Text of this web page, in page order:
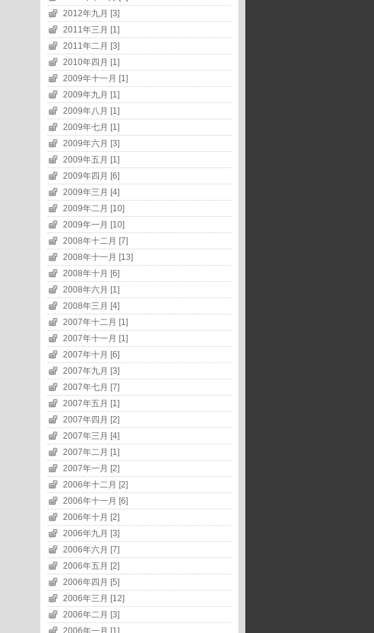
2012年九月 [3]
2011年三月 [1]
2011年二月 [3]
2010年四月 [1]
2009年十一月 [1]
2009年九月 [1]
2009年八月 [1]
2009年七月 [1]
2009年六月 [3]
2009年五月 [1]
2009年四月 [6]
2009年三月 [4]
2009年二月 [10]
2009年一月 [10]
2008年十二月 [7]
2008年十一月 [13]
2008年十月 [6]
2008年六月 [1]
2008年三月 [4]
2007年十二月 [1]
2007年十一月 [1]
2007年十月 [6]
2007年九月 [3]
2007年七月 [7]
2007年五月 [1]
2007年四月 [2]
2007年三月 [4]
2007年二月 [1]
2007年一月 [2]
2006年十二月 [2]
2006年十一月 [6]
2006年十月 [2]
2006年九月 [3]
2006年六月 [7]
2006年五月 [2]
2006年四月 [5]
2006年三月 [12]
2006年二月 [3]
2006年一月 [1]